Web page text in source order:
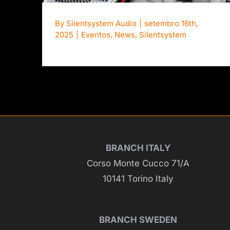
By Silentsystem Audio
setembro 16th,
2025
Eventos, News, Silentsystem
BRANCH ITALY
Corso Monte Cucco 71/A
10141 Torino Italy
BRANCH SWEDEN